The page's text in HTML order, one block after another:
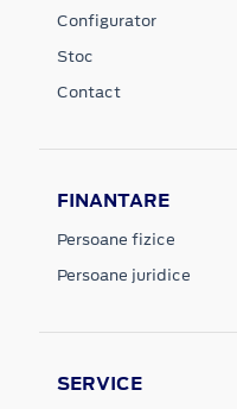
Configurator
Stoc
Contact
FINANTARE
Persoane fizice
Persoane juridice
SERVICE